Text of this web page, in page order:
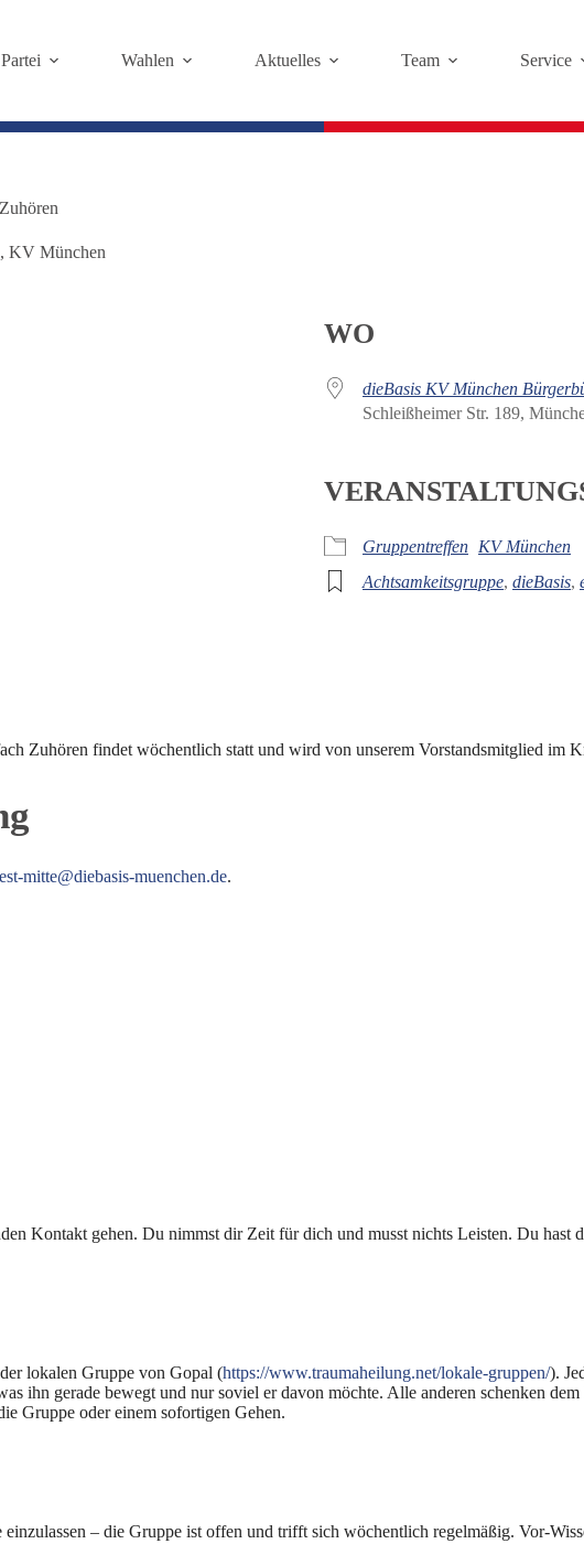
Partei Wahlen Aktuelles Team Service
, KV München
WO
dieBasis KV München
Schleißheimer Str. 189,
Gruppentreffen KV München
Achtsamkeitsgruppe, dieBasis,
Zuhören findet wöchentlich statt und wird von unserem Vorstandsmitglied im
mitte@diebasis-muenchen.de.
Kontakt gehen. Du nimmst dir Zeit für dich und musst nichts Leisten. Du
lokalen Gruppe von Gopal (https://www.traumaheilung.net/lokale-gruppen/).
ihn gerade bewegt und nur soviel er davon möchte. Alle anderen schenken
Gruppe oder einem sofortigen Gehen.
– die Gruppe ist offen und trifft sich wöchentlich regelmäßig. Vor-